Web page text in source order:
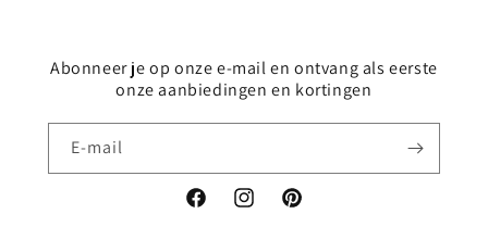
Abonneer je op onze e-mail en ontvang als eerste
onze aanbiedingen en kortingen
E‑mail
FacebookInstagramPinterest